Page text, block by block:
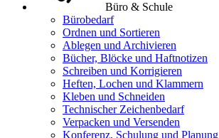
Büro & Schule
Bürobedarf
Ordnen und Sortieren
Ablegen und Archivieren
Bücher, Blöcke und Haftnotizen
Schreiben und Korrigieren
Heften, Lochen und Klammern
Kleben und Schneiden
Technischer Zeichenbedarf
Verpacken und Versenden
Konferenz, Schulung und Planung